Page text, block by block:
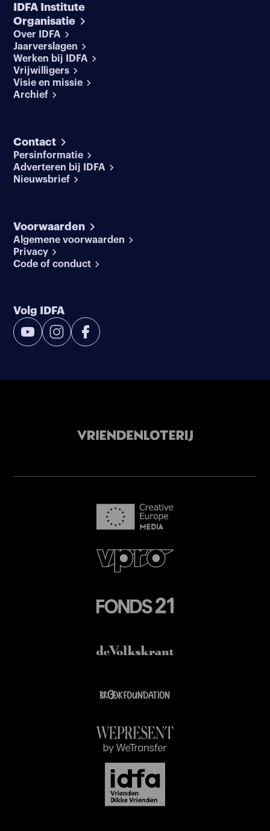
IDFA Institute
Organisatie
Over IDFA
Jaarverslagen
Werken bij IDFA
Vrijwilligers
Visie en missie
Archief
Contact
Persinformatie
Adverteren bij IDFA
Nieuwsbrief
Voorwaarden
Algemene voorwaarden
Privacy
Code of conduct
Volg IDFA